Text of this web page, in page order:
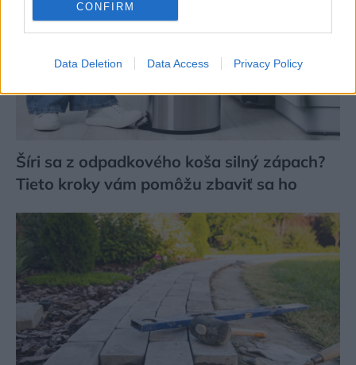
CONFIRM
Data Deletion Data Access Privacy Policy
Šíri sa z odpadkového koša silný zápach?
Tieto kroky vám pomôžu zbaviť sa ho